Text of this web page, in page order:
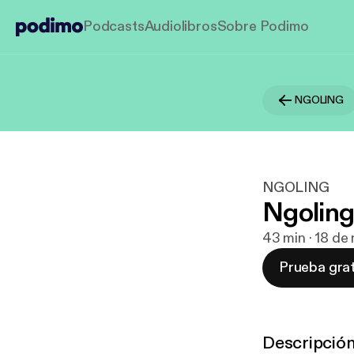
PodcastsAudiolibrosSobre Podimo
NGOLING
NGOLING
43 min · 18
Prueba